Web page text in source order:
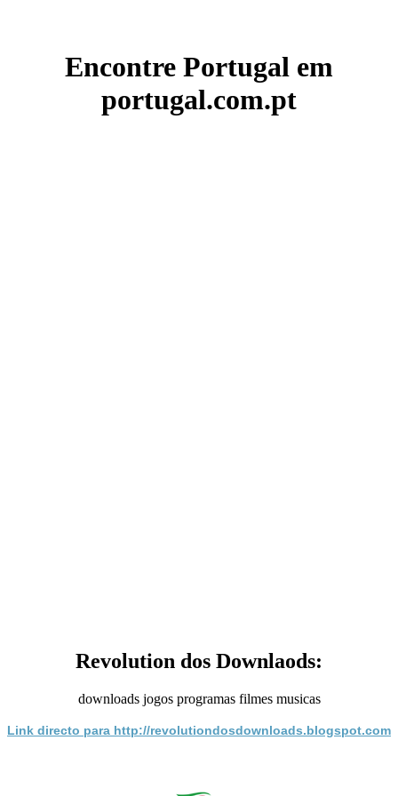
Encontre Portugal em
portugal.com.pt
Revolution dos Downlaods:
downloads jogos programas filmes musicas
Link directo para http://revolutiondosdownloads.blogspot.com